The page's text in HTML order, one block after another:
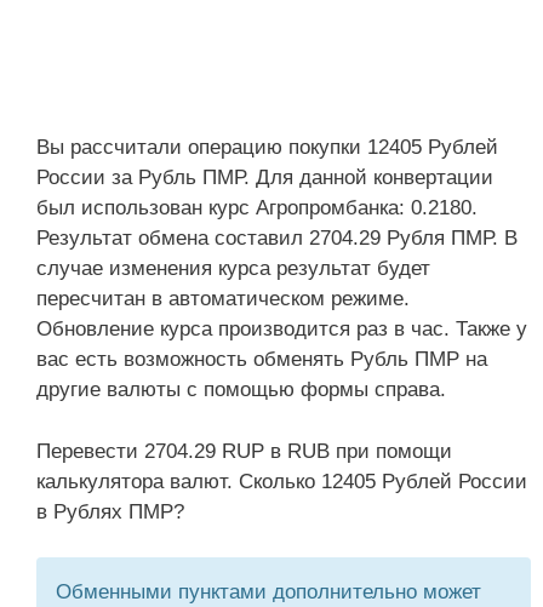
Вы рассчитали операцию покупки 12405 Рублей
России за Рубль ПМР. Для данной конвертации
был использован курс Агропромбанка: 0.2180.
Результат обмена составил 2704.29 Рубля ПМР. В
случае изменения курса результат будет
пересчитан в автоматическом режиме.
Обновление курса производится раз в час. Также у
вас есть возможность обменять Рубль ПМР на
другие валюты с помощью формы справа.
Перевести 2704.29 RUP в RUB при помощи
калькулятора валют. Сколько 12405 Рублей России
в Рублях ПМР?
Обменными пунктами дополнительно может